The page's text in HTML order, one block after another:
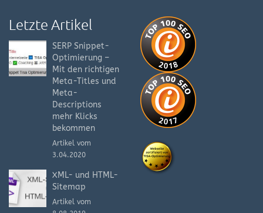
Letzte Artikel
SERP Snippet-
Optimierung –
Mit den richtigen
Meta-Titles und
Meta-
Descriptions
mehr Klicks
bekommen
Artikel vom
3.04.2020
XML- und HTML-
Sitemap
Artikel vom